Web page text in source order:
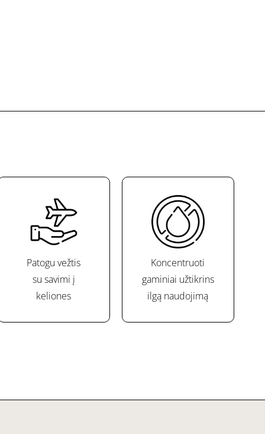
Patogu vežtis
su savimi į
keliones
Koncentruoti
gaminiai užtikrins
ilgą naudojimą